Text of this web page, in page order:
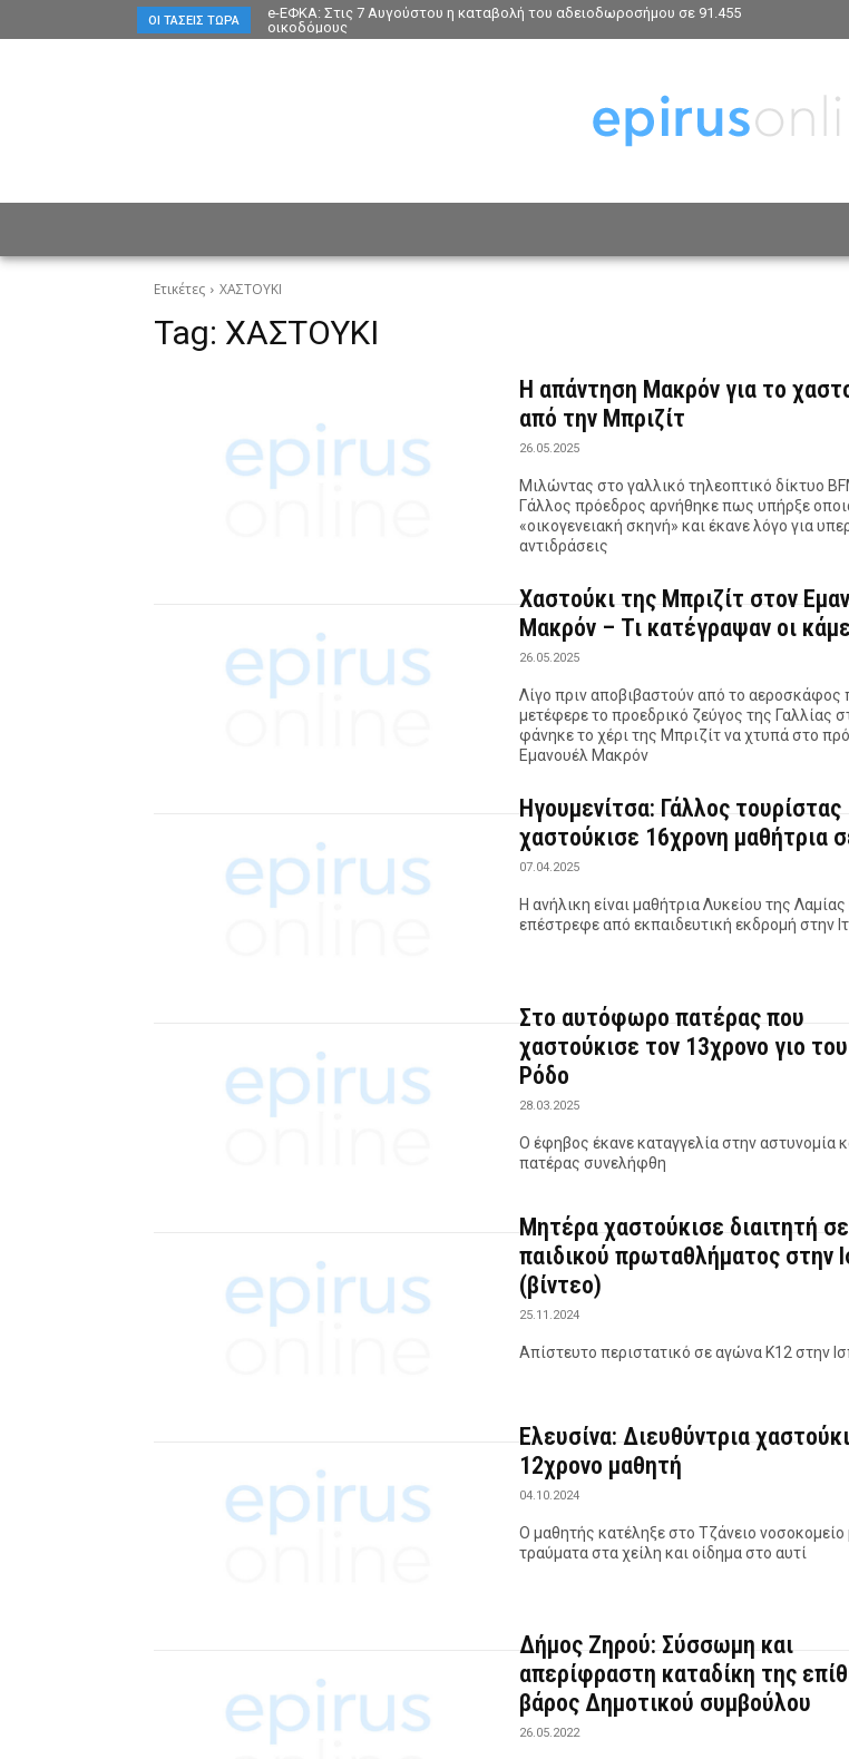
ΟΙ ΤΆΣΕΙΣ ΤΏΡΑ
e-ΕΦΚΑ: Στις 7 Αυγούστου η καταβολή του αδειοδωροσήμου σε 91.455
οικοδόμους
Ετικέτες ΧΑΣΤΟΥΚΙ
Tag: ΧΑΣΤΟΥΚΙ
Η απάντηση Μακρόν για το
από την Μπριζίτ
26.05.2025
Μιλώντας στο γαλλικό τηλεοπτικό δίκτυο
Γάλλος πρόεδρος αρνήθηκε πως υπήρξε
«οικογενειακή σκηνή» και έκανε λόγο για
αντιδράσεις
Χαστούκι της Μπριζίτ στον
Μακρόν – Τι κατέγραψαν οι
26.05.2025
Λίγο πριν αποβιβαστούν από το αεροσκάφος
μετέφερε το προεδρικό ζεύγος της Γαλλίας
φάνηκε το χέρι της Μπριζίτ να χτυπά στο
Εμανουέλ Μακρόν
Ηγουμενίτσα: Γάλλος τουρίστας
χαστούκισε 16χρονη μαθήτρια
07.04.2025
Η ανήλικη είναι μαθήτρια Λυκείου της Λαμίας
επέστρεφε από εκπαιδευτική εκδρομή στην
Στο αυτόφωρο πατέρας που
χαστούκισε τον 13χρονο γιο
Ρόδο
28.03.2025
Ο έφηβος έκανε καταγγελία στην αστυνομία
πατέρας συνελήφθη
Μητέρα χαστούκισε διαιτητή
παιδικού πρωταθλήματος στην
(βίντεο)
25.11.2024
Απίστευτο περιστατικό σε αγώνα Κ12 στην
Ελευσίνα: Διευθύντρια
12χρονο μαθητή
04.10.2024
Ο μαθητής κατέληξε στο Τζάνειο νοσοκομείο
τραύματα στα χείλη και οίδημα στο αυτί
Δήμος Ζηρού: Σύσσωμη και
απερίφραστη καταδίκη της
βάρος Δημοτικού συμβούλου
26.05.2022